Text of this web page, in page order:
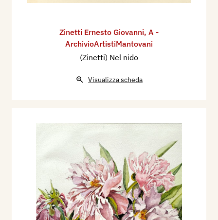
Zinetti Ernesto Giovanni, A -
ArchivioArtistiMantovani
(Zinetti) Nel nido
Visualizza scheda